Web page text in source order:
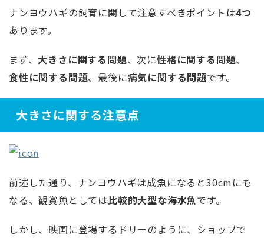
ナンヨウハギの飼育に関して注意すべきポイントは4つ
あります。
まず、 大きさに関する問題、次に性格に関する問題、
食性に関する問題、最後に病気に関する問題です。
大きさに関する注意点
前述した通り、ナンヨウハギは成魚になると30cmにも
なる、観賞魚としては比較的大型な海水魚です。
しかし、映画に登場するドリーのように、ショップで